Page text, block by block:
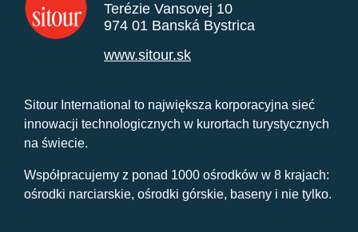
Terézie Vansovej 10
974 01 Banská Bystrica
www.sitour.sk
Sitour International to największa korporacyjna sieć
innowacji technologicznych w kurortach turystycznych
na świecie.
Współpracujemy z ponad 1000 ośrodków w 8 krajach:
ośrodki narciarskie, ośrodki górskie, baseny i nie tylko.